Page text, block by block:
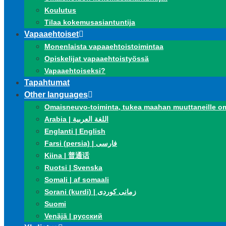
Koulutus
Tilaa kokemusasiantuntija
Vapaaehtoiset
Monenlaista vapaaehtoistoimintaa
Opiskelijat vapaaehtoistyössä
Vapaaehtoiseksi?
Tapahtumat
Other languages
Omaisneuvo-toiminta, tukea maahan muuttaneille
Arabia | اللغة العربية
Englanti | English
Farsi (persia) | فارسی
Kiina | 普通话
Ruotsi | Svenska
Somali | af somaali
Sorani (kurdi) | زمانی کوردی
Suomi
Venäjä | русский